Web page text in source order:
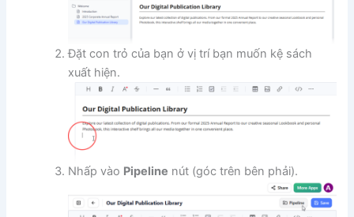
Đặt con trỏ của bạn ở vị trí bạn muốn kệ sách
xuất hiện.
Nhấp vào Pipeline nút (góc trên bên phải).